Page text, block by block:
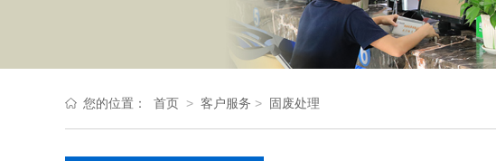
您的位置： 首页 > 客户服务 > 固废处理